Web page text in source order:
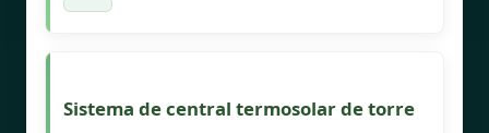
Sistema de central termosolar de torre